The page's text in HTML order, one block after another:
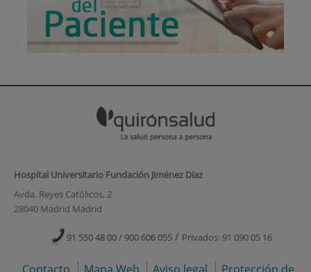
Hospital Universitario Fundación Jiménez Díaz
Avda. Reyes Católicos, 2
28040 Madrid Madrid
91 550 48 00 / 900 606 055 / Privados: 91 090 05 16